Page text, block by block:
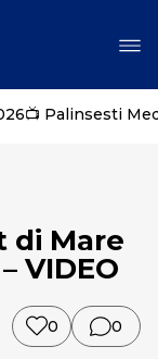
📺 Palinsesti
di Mare
VIDEO
0 0